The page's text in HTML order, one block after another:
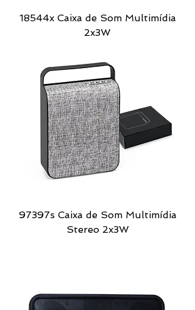
18544x Caixa de Som Multimídia
2x3W
97397s Caixa de Som Multimídia
Stereo 2x3W